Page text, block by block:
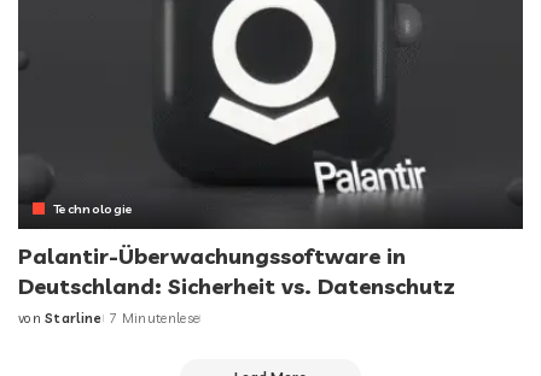
Technologie
Palantir-Überwachungssoftware in
Deutschland: Sicherheit vs. Datenschutz
von Starline 7 Minutenlese